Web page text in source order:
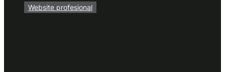
Website profesional